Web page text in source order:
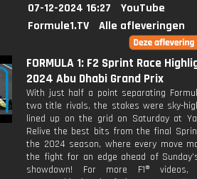
07-12-2024 16:27
YouTube
Formule1.TV
Alle afleveringen
FORMULA 1: F2 Sprint Race
2024 Abu Dhabi Grand Prix
With just half a point separating
two title rivals, the stakes were sky-
lined up on the grid on Saturday at
Relive the best bits from the final
the 2024 season, where every move
the fight for an edge ahead of
showdown! For more F1®